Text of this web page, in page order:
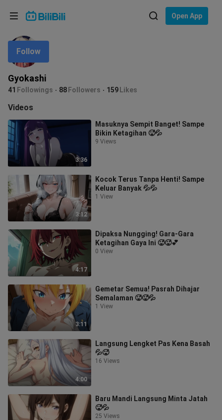
Open App
Gyokashi
41 Followings 88 Followers 159 Likes
Follow
Videos
3:36
Masuknya Sempit Banget! Sampe
Bikin Ketagihan 🥵💦
9 Views
3:12
Kocok Terus Tanpa Henti! Sampe
Keluar Banyak 💦💦
1 View
4:17
Dipaksa Nungging! Gara-Gara
Ketagihan Gaya Ini 🥵🥵💕
0 View
3:11
Gemetar Semua! Pasrah Dihajar
Semalaman 🥵🥵💦
1 View
4:00
Langsung Lengket Pas Kena Basah
💦🥵
16 Views
Baru Mandi Langsung Minta Jatah
🥵💦
25 Views
Language: English
In
Choose your language
English
ภาษาไทย
Tiếng Việt
Bahasa Melayu